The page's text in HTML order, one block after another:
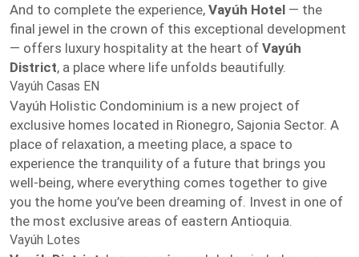
And to complete the experience, Vayúh Hotel — the
final jewel in the crown of this exceptional development
— offers luxury hospitality at the heart of Vayúh
District, a place where life unfolds beautifully.
Vayúh Casas EN
Vayúh Holistic Condominium is a new project of
exclusive homes located in Rionegro, Sajonia Sector. A
place of relaxation, a meeting place, a space to
experience the tranquility of a future that brings you
well-being, where everything comes together to give
you the home you’ve been dreaming of. Invest in one of
the most exclusive areas of eastern Antioquia.
Vayúh Lotes